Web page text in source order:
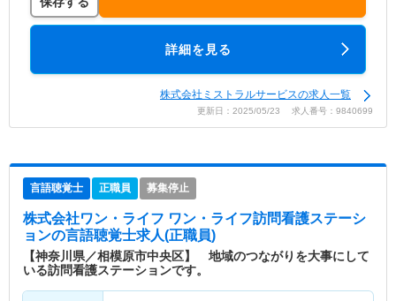
詳細を見る
株式会社ミストラルサービスの求人一覧
更新日：2025/05/23 求人番号：9840699
言語聴覚士 正職員 募集停止
株式会社ワン・ライフ ワン・ライフ訪問看護ステーシ
ョンの言語聴覚士求人(正職員)
【神奈川県／相模原市中央区】 地域のつながりを大事にして
いる訪問看護ステーションです。